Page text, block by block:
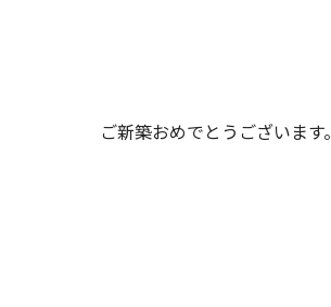
ご新築おめでとうございます。